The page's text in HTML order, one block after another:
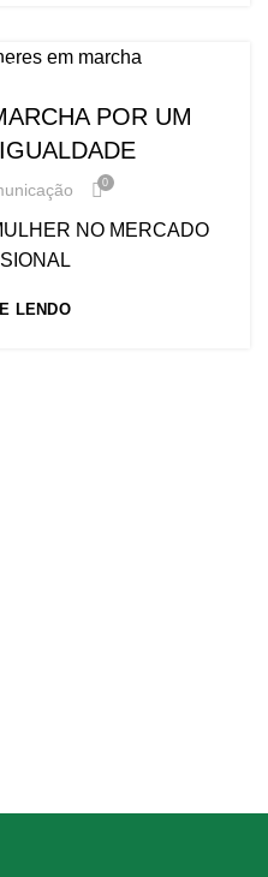
POR UM
0
NO MERCADO
LENDO